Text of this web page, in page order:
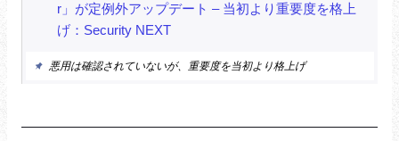
r」が定例外アップデート – 当初より重要度を格上
げ：Security NEXT
悪用は確認されていないが、重要度を当初より格上げ